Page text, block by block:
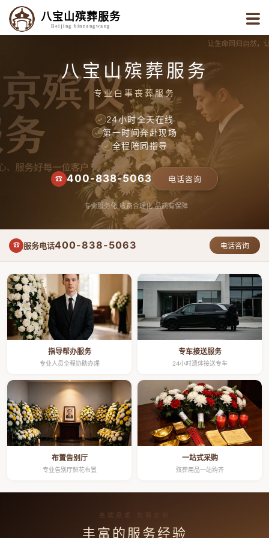
八宝山殡葬服务
Beijing binzangwang
八宝山殡葬服务
专业白事丧葬服务
✓ 24小时全天在线
✓ 第一时间奔赴现场
✓ 全程陪同指导
☎ 400-838-5063 电话咨询
专业服务化 收费合理化 品质有保障
☎ 服务电话400-838-5063 电话咨询
指导帮办服务
专业人员全程协助办理
专车接送服务
24小时遗体接送专车
布置告别厅
专业告别厅鲜花布置
一站式采购
殡葬用品一站购齐
高端品质 按需定制
丰富的服务经验